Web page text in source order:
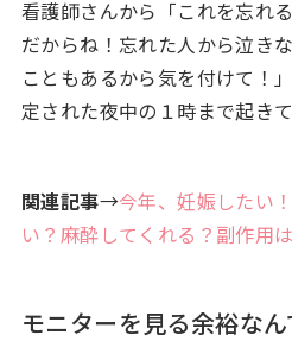
看護師さんから「これを忘れ
だからね！忘れた人から泣き
こともあるから気を付けて！
定された夜中の１時まで起き
関連記事→今年、妊娠したい
い？麻酔してくれる？副作用
モニターを見る余裕な